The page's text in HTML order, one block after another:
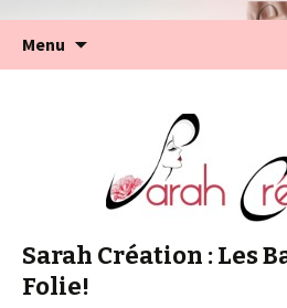
Menu
Sarah Création : Les
Folie!